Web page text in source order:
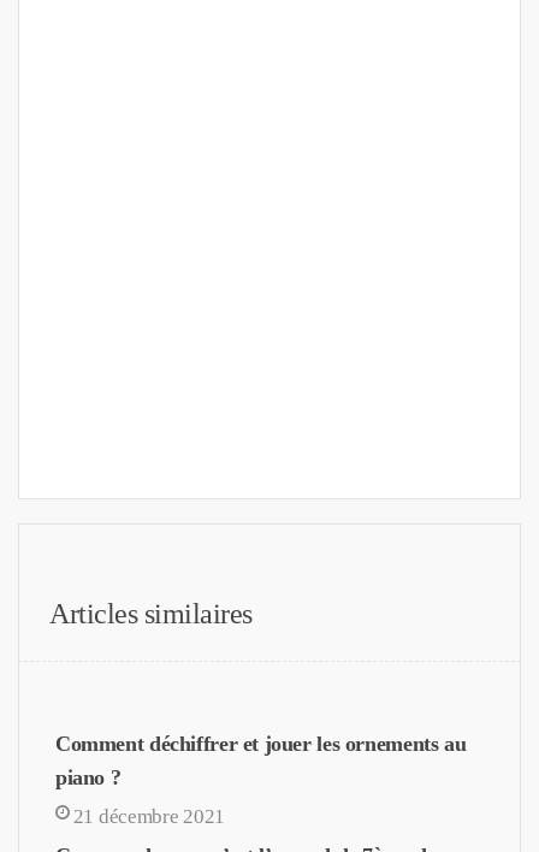
Articles similaires
Comment déchiffrer et jouer les ornements au
piano ?
21 décembre 2021